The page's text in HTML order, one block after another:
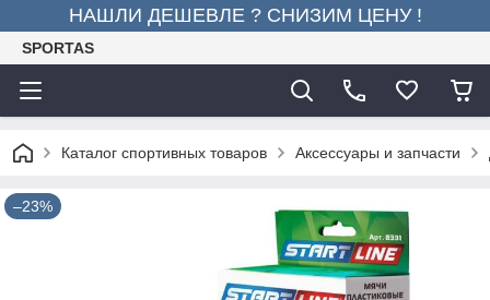
НАШЛИ ДЕШЕВЛЕ ? СНИЗИМ ЦЕНУ !
SPORTAS
Каталог спортивных товаров Аксессуары и запчасти
–23%